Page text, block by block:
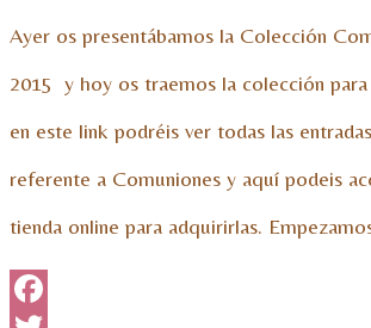
Ayer os presentábamos la Colección
2015 y hoy os traemos la colección para
en este link podréis ver todas las
referente a Comuniones y aquí podeis
tienda online para adquirirlas.